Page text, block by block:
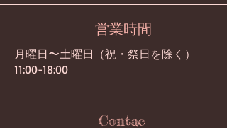
営業時間
月曜日〜土曜日（祝・祭日を除く）
11:00-18:00
Contac